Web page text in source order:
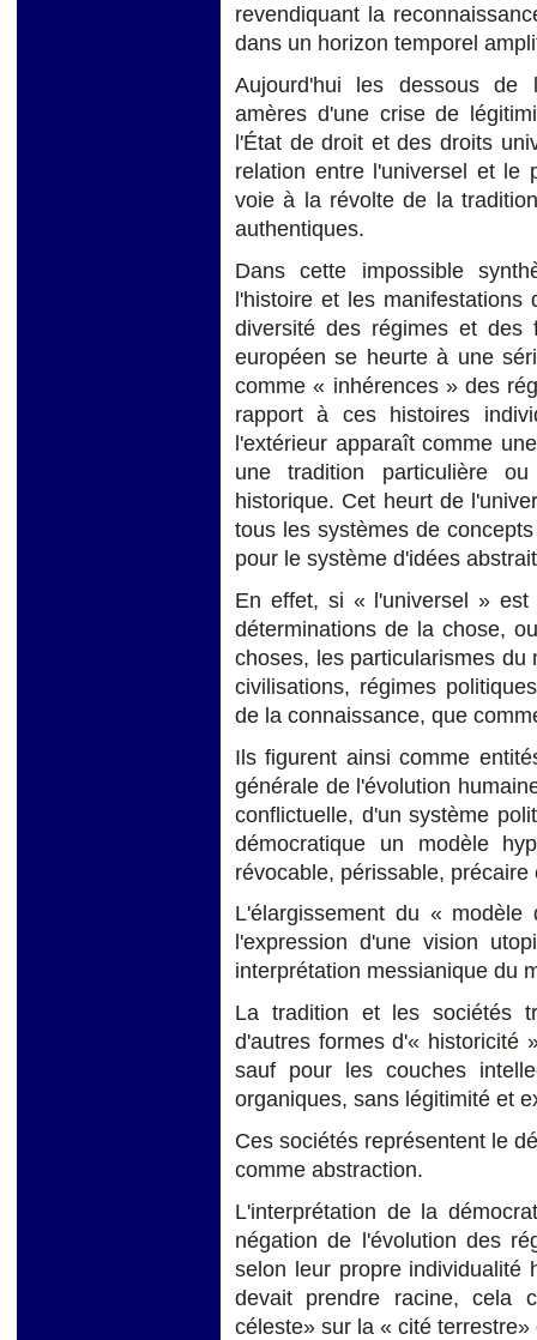
revendiquant la
dans un horizon temporel
Aujourd'hui les dessous de
amères d'une crise de
l'État de droit et des droits
relation entre l'universel et le
voie à la révolte de la
authentiques.
Dans cette impossible
l'histoire et les
diversité des régimes et des
européen se heurte à une
comme « inhérences » des
rapport à ces histoires
l'extérieur apparaît comme
une tradition particulière
historique. Cet heurt de
tous les systèmes de
pour le système d'idées
En effet, si « l'universel »
déterminations de la chose,
choses, les particularismes
civilisations, régimes
de la connaissance, que
Ils figurent ainsi comme
générale de l'évolution
conflictuelle, d'un système
démocratique un modèle
révocable, périssable, précaire
L'élargissement du «
l'expression d'une vision
interprétation messianique du
La tradition et les sociétés
d'autres formes d'« historicité
sauf pour les couches
organiques, sans légitimité et
Ces sociétés représentent le
comme abstraction.
L'interprétation de la
négation de l'évolution des
selon leur propre individualité
devait prendre racine, cela
céleste» sur la « cité